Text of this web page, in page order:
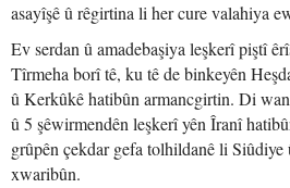
asayîşê û rêgirtina li her cure valahiya
Ev serdan û amadebaşiya leşkerî piştî
Tîrmeha borî tê, ku tê de binkeyên
û Kerkûkê hatibûn armancgirtin. Di
û 5 şêwirmendên leşkerî yên Îranî
grûpên çekdar gefa tolhildanê li
xwaribûn.